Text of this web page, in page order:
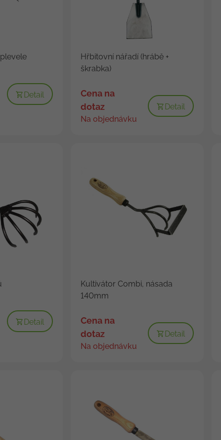
Detail
Hřbitovní nářadí (hrábě +
škrabka)
Cena na
dotaz
Na objednávku
Detail
Detail
Kultivátor Combi, násada
140mm
Cena na
dotaz
Na objednávku
Detail